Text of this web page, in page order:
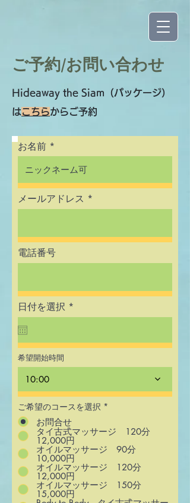
​ご予約/お問い合わせ
Hideaway the Siam（パッケージ）
はこちらからご予約
お名前
メールアドレス
電話番号
日付を選択 *
e
i
希望開始時間
10:00
ご希望のコースを選択 *
お問合せ
タイ古式マッサージ 120分
12,000円
オイルマッサージ 90分
10,000円
オイルマッサージ 120分
12,000円
オイルマッサージ 150分
15,000円